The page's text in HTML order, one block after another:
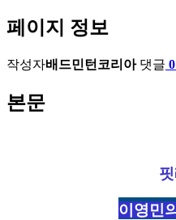
페이지 정보
작성자배드민턴코리아 댓글
본문
이영민